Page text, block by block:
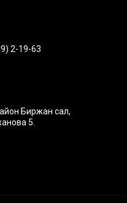
2-19-63
Биржан сал,
5.